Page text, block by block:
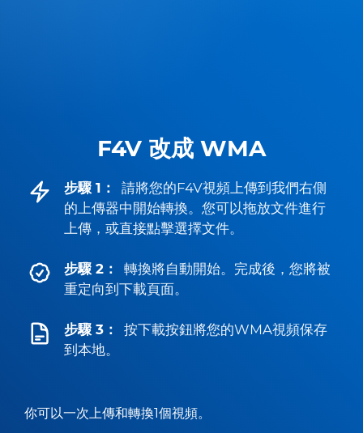
F4V 改成 WMA
步驟 1：
請將您的F4V視頻上傳到我們右側
的上傳器中開始轉換。您可以拖放文件進行
上傳，或直接點擊選擇文件。
步驟 2：
轉換將自動開始。完成後，您將被
重定向到下載頁面。
步驟 3：
按下載按鈕將您的WMA視頻保存
到本地。
你可以一次上傳和轉換1個視頻。